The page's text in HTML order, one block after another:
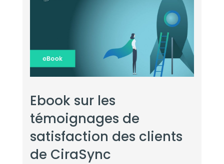
Ebook sur les
témoignages de
satisfaction des clients
de CiraSync